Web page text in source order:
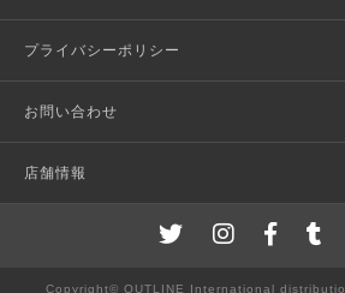
プライバシーポリシー
お問い合わせ
店舗情報
Copyright© OUTLINE International